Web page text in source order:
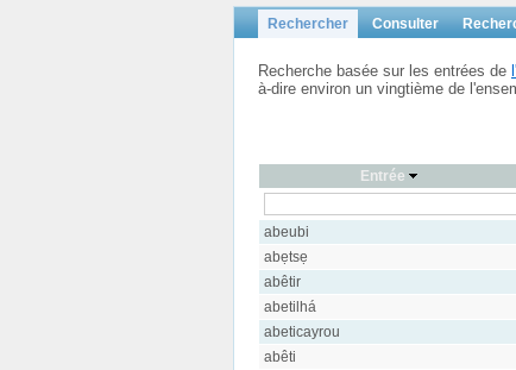
Rechercher Consulter
Recherche basée sur les entrées de
à-dire environ un vingtième de
Entrée
abeubi
abẹtsẹ
abêtir
abetilhá
abeticayrou
abêti